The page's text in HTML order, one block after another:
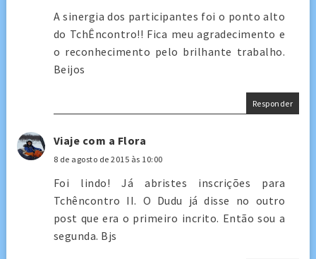
A sinergia dos participantes foi o ponto alto
do TchÊncontro!! Fica meu agradecimento e
o reconhecimento pelo brilhante trabalho.
Beijos
Responder
Viaje com a Flora
8 de agosto de 2015 às 10:00
Foi lindo! Já abristes inscrições para
Tchêncontro II. O Dudu já disse no outro
post que era o primeiro incrito. Então sou a
segunda. Bjs